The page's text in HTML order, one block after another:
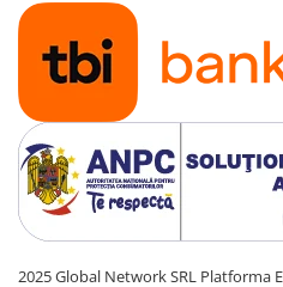
2025 Global Network SRL Platforma